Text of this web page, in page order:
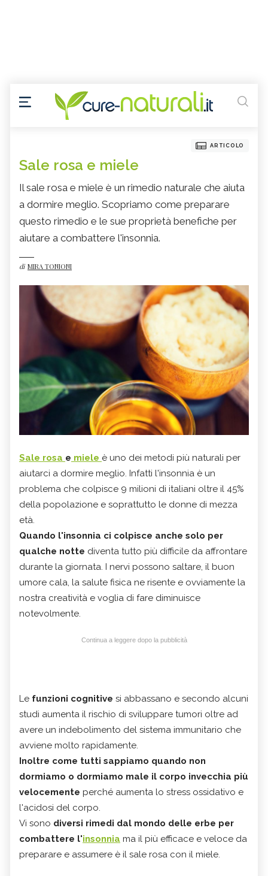
ARTICOLO
Sale rosa e miele
Il sale rosa e miele è un rimedio naturale che aiuta
a dormire meglio. Scopriamo come preparare
questo rimedio e le sue proprietà benefiche per
aiutare a combattere l'insonnia.
di MIRA TONIONI
Sale rosa e miele è uno dei metodi più naturali per
aiutarci a dormire meglio. Infatti l'insonnia è un
problema che colpisce 9 milioni di italiani oltre il 45%
della popolazione e soprattutto le donne di mezza
età.
Quando l'insonnia ci colpisce anche solo per
qualche notte diventa tutto più difficile da affrontare
durante la giornata. I nervi possono saltare, il buon
umore cala, la salute fisica ne risente e ovviamente la
nostra creatività e voglia di fare diminuisce
notevolmente.
Continua a leggere dopo la pubblicità
Le funzioni cognitive si abbassano e secondo alcuni
studi aumenta il rischio di sviluppare tumori oltre ad
avere un indebolimento del sistema immunitario che
avviene molto rapidamente.
Inoltre come tutti sappiamo quando non
dormiamo o dormiamo male il corpo invecchia più
velocemente perché aumenta lo stress ossidativo e
l'acidosi del corpo.
Vi sono diversi rimedi dal mondo delle erbe per
combattere l'insonnia ma il più efficace e veloce da
preparare e assumere è il sale rosa con il miele.